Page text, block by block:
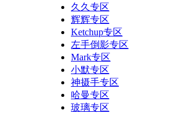
久久专区
辉辉专区
Ketchup专区
左手倒影专区
Mark专区
小默专区
神摄手专区
哈曼专区
玻璃专区